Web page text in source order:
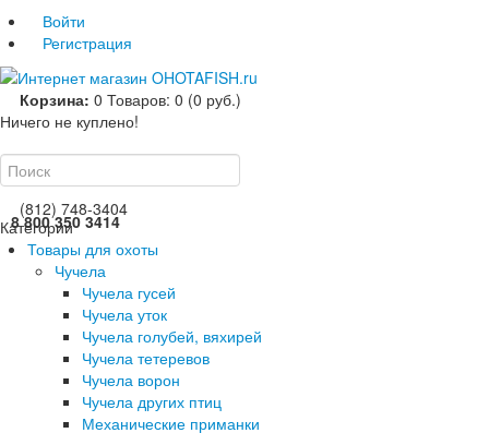
Войти
Регистрация
Корзина: 0 Товаров: 0 (0 руб.)
Ничего не куплено!
(812) 748-3404
8 800 350 3414
Категории
Товары для охоты
Чучела
Чучела гусей
Чучела уток
Чучела голубей, вяхирей
Чучела тетеревов
Чучела ворон
Чучела других птиц
Механические приманки